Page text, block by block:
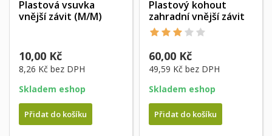
Plastová vsuvka
vnější závit (M/M)
10,00 Kč
8,26 Kč bez DPH
Skladem eshop
Přidat do košíku
Plastový kohout
zahradní vnější závit
60,00 Kč
49,59 Kč bez DPH
Skladem eshop
Přidat do košíku